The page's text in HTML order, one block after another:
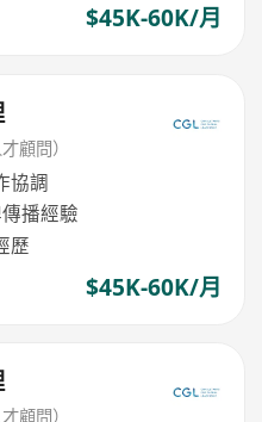
$45K-60K/月
顧問）
協調
播經驗
歷
$45K-60K/月
顧問）